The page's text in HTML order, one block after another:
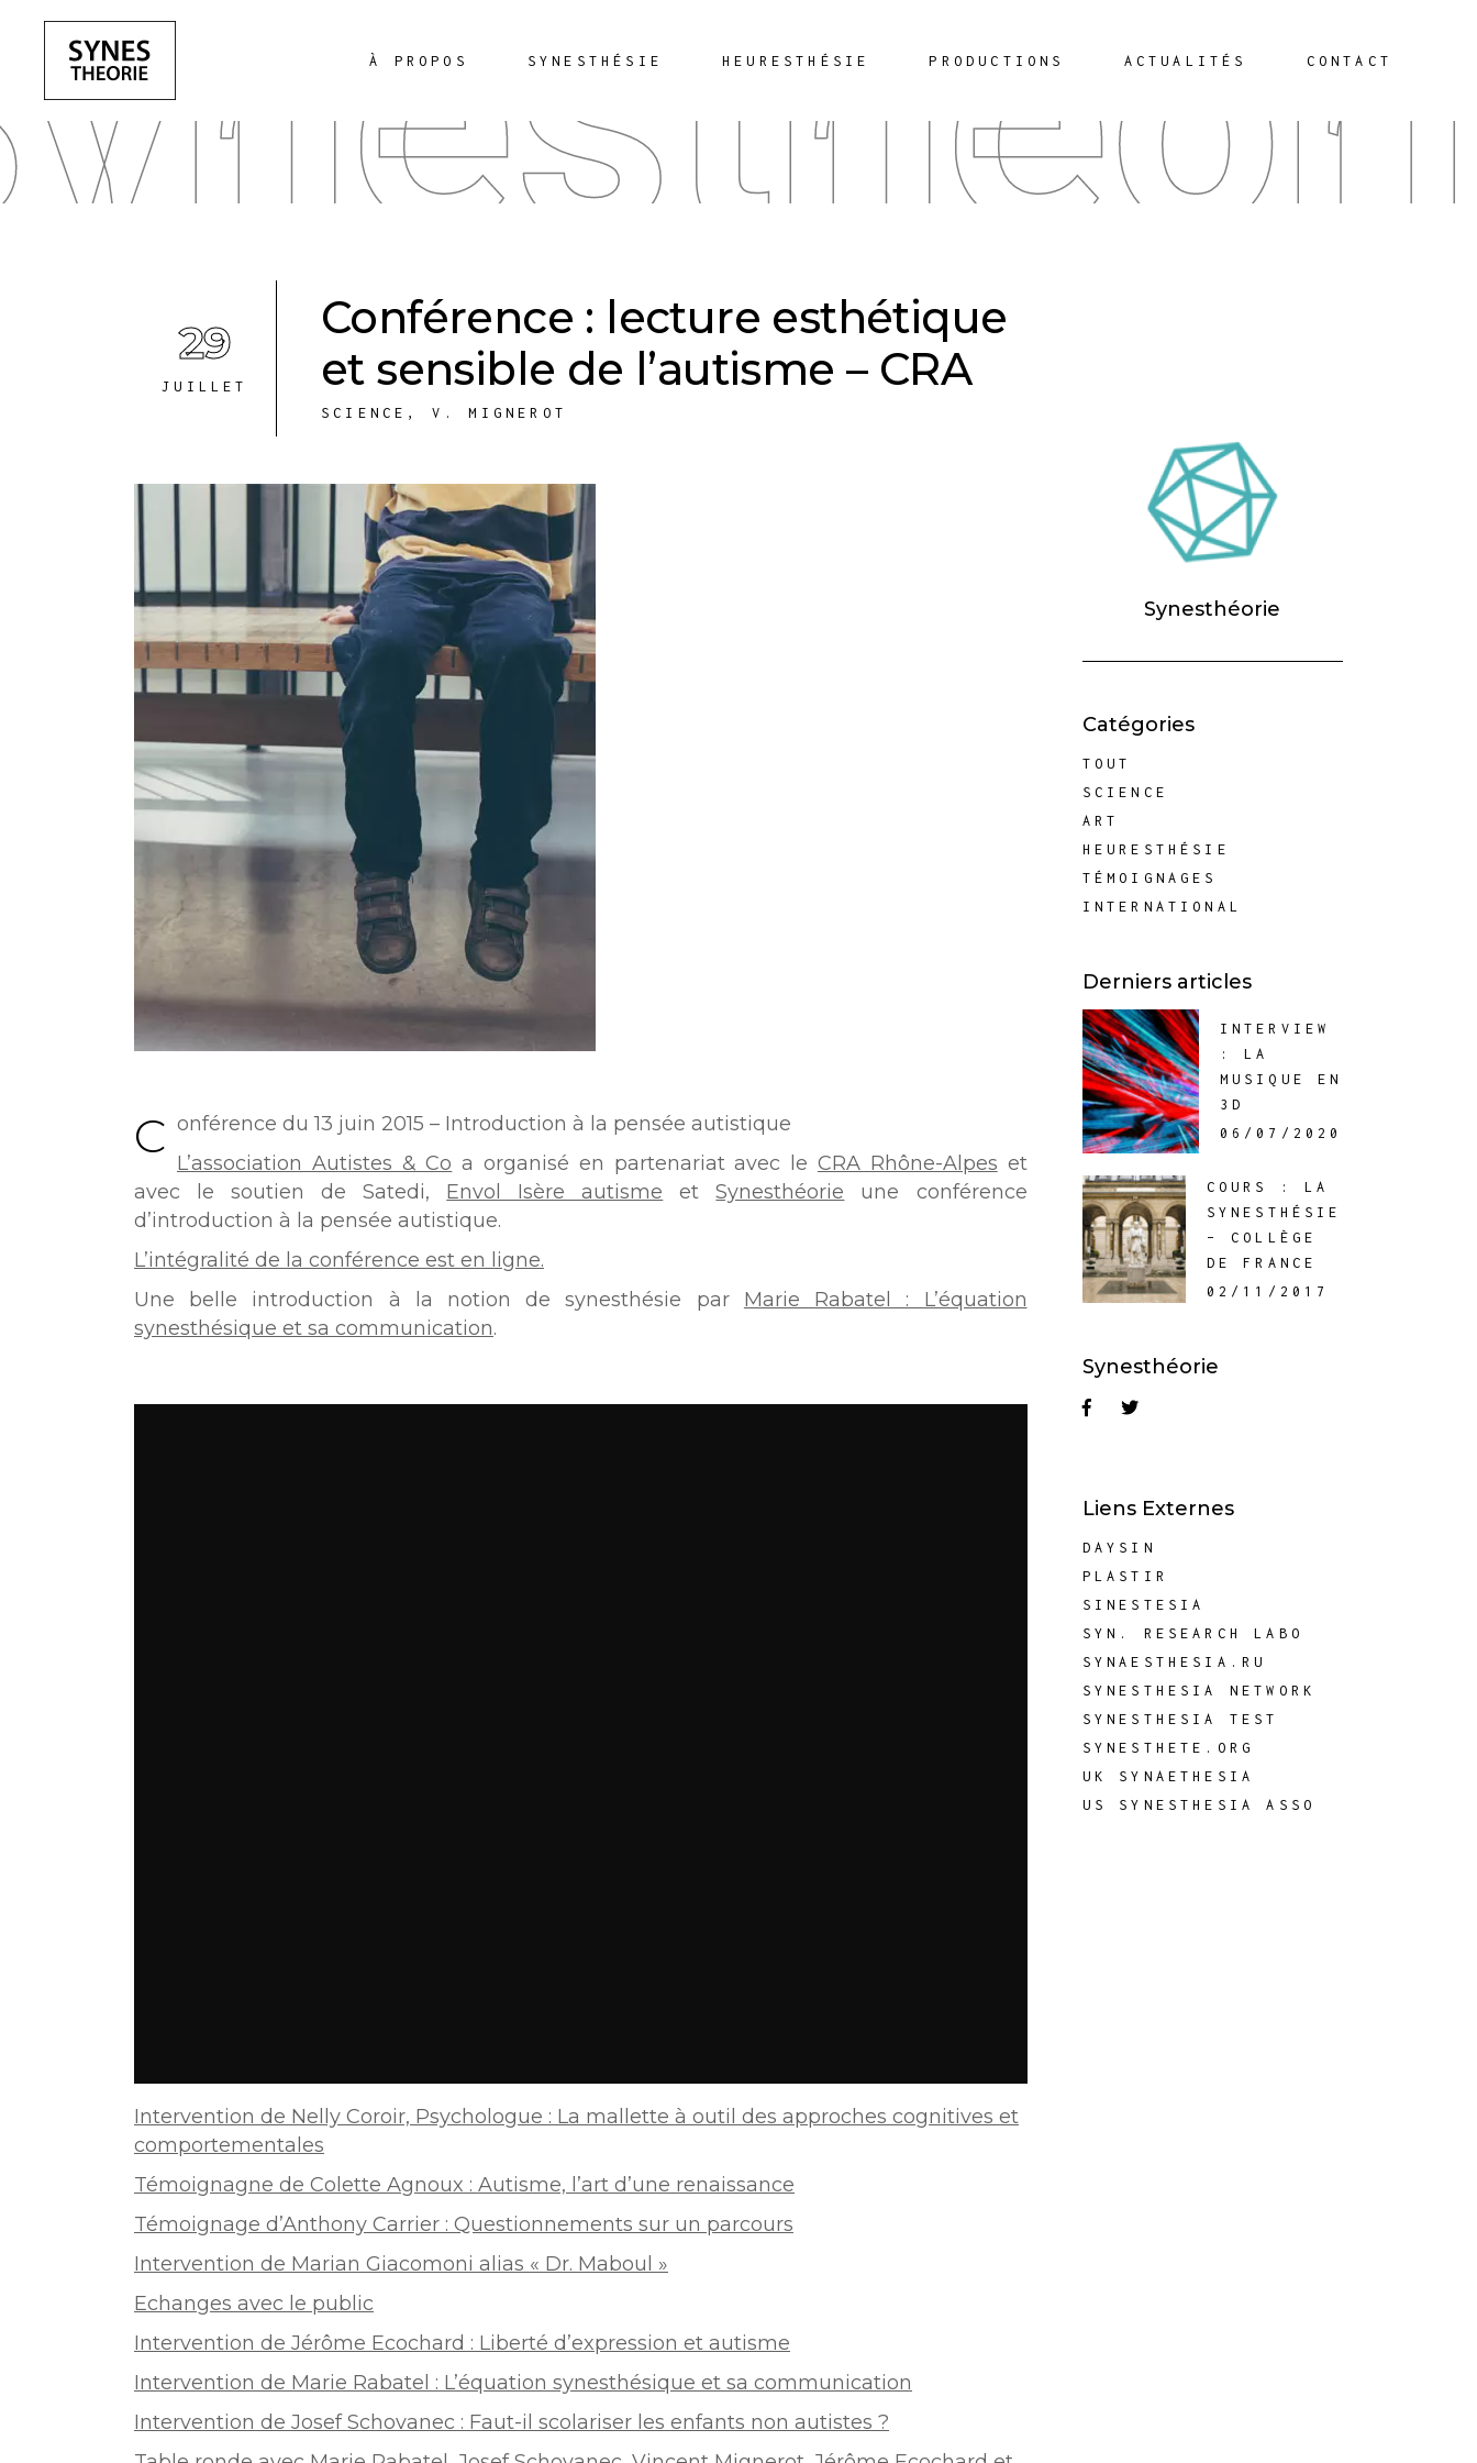
À PROPOS SYNESTHÉSIE HEURESTHÉSIE PRODUCTIONS ACTUALITÉS CONTACT
29
JUILLET
Conférence : lecture esthétique
et sensible de l’autisme – CRA
SCIENCE , V. MIGNEROT
C onférence du 13 juin 2015 – Introduction à la pensée autistique
L’association Autistes & Co a organisé en partenariat avec le CRA Rhône-Alpes et
avec le soutien de Satedi, Envol Isère autisme etSynesthéorie une conférence
d’introduction à la pensée autistique.
L’intégralité de la conférence est en ligne.
Une belle introduction à la notion de synesthésie par Marie Rabatel : L’équation
synesthésique et sa communication.
Intervention de Nelly Coroir, Psychologue : La mallette à outil des approches cognitives et
comportementales
Témoignagne de Colette Agnoux : Autisme, l’art d’une renaissance
Témoignage d’Anthony Carrier : Questionnements sur un parcours
Intervention de Marian Giacomoni alias « Dr. Maboul »
Echanges avec le public
Intervention de Jérôme Ecochard : Liberté d’expression et autisme
Intervention de Marie Rabatel : L’équation synesthésique et sa communication
Intervention de Josef Schovanec : Faut-il scolariser les enfants non autistes ?
Synesthéorie
Catégories
TOUT
SCIENCE
ART
HEURESTHÉSIE
TÉMOIGNAGES
INTERNATIONAL
Derniers articles
INTERVIEW
: LA
MUSIQUE EN
3D
06/07/2020
COURS : LA
SYNESTHÉSIE
– COLLÈGE
DE FRANCE
02/11/2017
Synesthéorie
Liens Externes
DAYSIN
PLASTIR
SINESTESIA
SYN. RESEARCH LABO
SYNAESTHESIA.RU
SYNESTHESIA NETWORK
SYNESTHESIA TEST
SYNESTHETE.ORG
UK SYNAETHESIA
US SYNESTHESIA ASSO